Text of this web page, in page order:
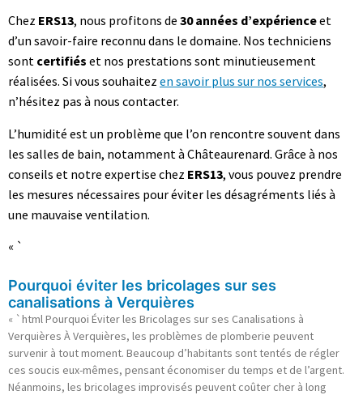
Chez ERS13, nous profitons de 30 années d’expérienceet
d’un savoir-faire reconnu dans le domaine. Nos techniciens
sont certifiés et nos prestations sont minutieusement
réalisées. Si vous souhaitez en savoir plus sur nos services,
n’hésitez pas à nous contacter.
L’humidité est un problème que l’on rencontre souvent dans
les salles de bain, notamment à Châteaurenard. Grâce à nos
conseils et notre expertise chez ERS13, vous pouvez prendre
les mesures nécessaires pour éviter les désagréments liés à
une mauvaise ventilation.
« `
Pourquoi éviter les bricolages sur ses
canalisations à Verquières
« `html Pourquoi Éviter les Bricolages sur ses Canalisations à
Verquières À Verquières, les problèmes de plomberie peuvent
survenir à tout moment. Beaucoup d’habitants sont tentés de régler
ces soucis eux-mêmes, pensant économiser du temps et de l’argent.
Néanmoins, les bricolages improvisés peuvent coûter cher à long